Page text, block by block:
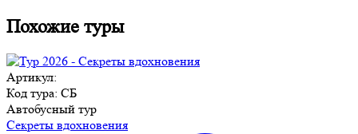
Похожие туры
Артикул:
Код тура: СБ
Автобусный тур
Секреты вдохновения